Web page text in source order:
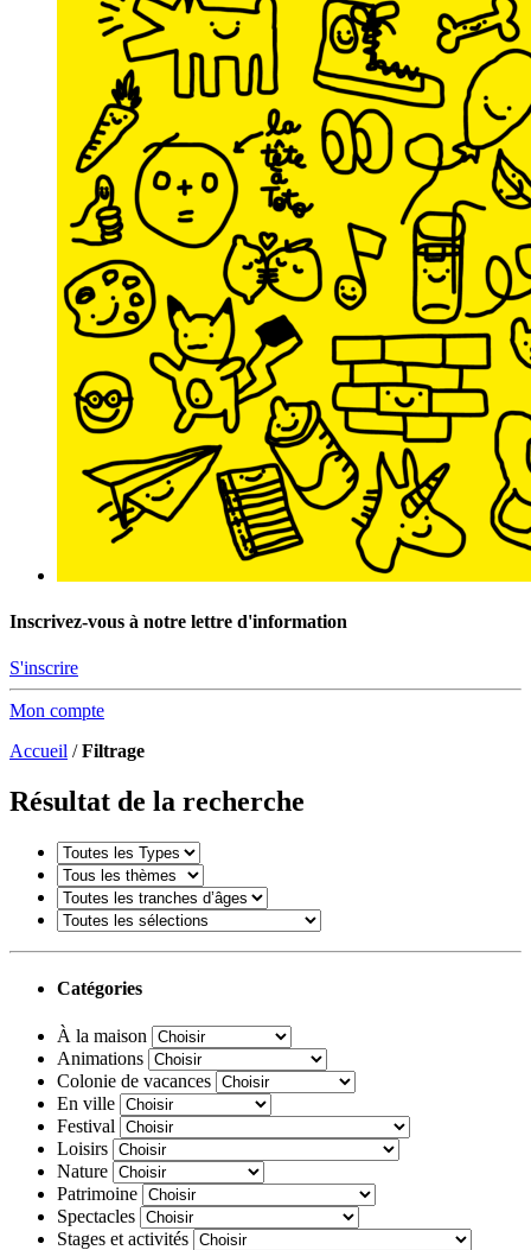
Inscrivez-vous à notre lettre d'information
S'inscrire
Mon compte
Accueil /Filtrage
Résultat de la recherche
Catégories
À la maison
Animations
Colonie de vacances
En ville
Festival
Loisirs
Nature
Patrimoine
Spectacles
Stages et activités